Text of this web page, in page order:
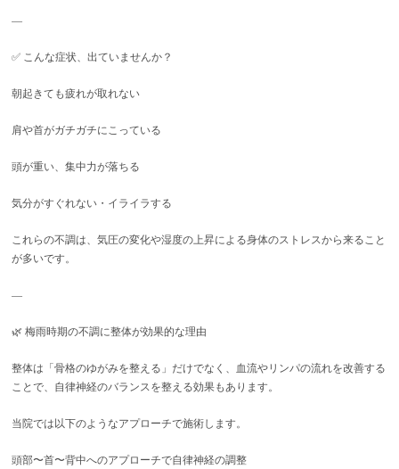
—
✅ こんな症状、出ていませんか？
朝起きても疲れが取れない
肩や首がガチガチにこっている
頭が重い、集中力が落ちる
気分がすぐれない・イライラする
これらの不調は、気圧の変化や湿度の上昇による身体のストレスから来ること
が多いです。
—
🌿 梅雨時期の不調に整体が効果的な理由
整体は「骨格のゆがみを整える」だけでなく、血流やリンパの流れを改善する
ことで、自律神経のバランスを整える効果もあります。
当院では以下のようなアプローチで施術します。
頭部〜首〜背中へのアプローチで自律神経の調整